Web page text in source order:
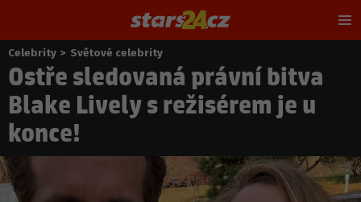
Nacházíte
se
zde:
Celebrity > Světové celebrity
Ostře sledovaná právní bitva
Blake Lively s režisérem je u
konce!